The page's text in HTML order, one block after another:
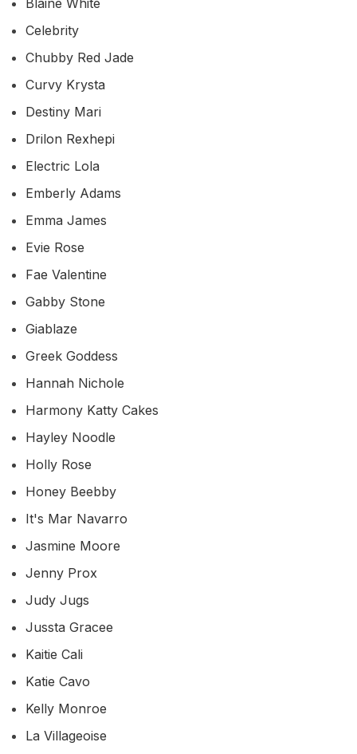
Blaine White
Celebrity
Chubby Red Jade
Curvy Krysta
Destiny Mari
Drilon Rexhepi
Electric Lola
Emberly Adams
Emma James
Evie Rose
Fae Valentine
Gabby Stone
Giablaze
Greek Goddess
Hannah Nichole
Harmony Katty Cakes
Hayley Noodle
Holly Rose
Honey Beebby
It's Mar Navarro
Jasmine Moore
Jenny Prox
Judy Jugs
Jussta Gracee
Kaitie Cali
Katie Cavo
Kelly Monroe
La Villageoise